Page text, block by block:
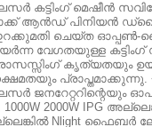
കട്ടിംഗ് മെഷീൻ
ആൻഡ് പിനിയൻ
ചെയ്ത ഓപ്പൺ-
വേഗതയുള്ള
കൃത്യതയും
പ്രാപ്തമാക്കുന്നു. ♦
ജനറേറ്ററിന്റെയും
1000W 2000W IPG
Nlight ഫൈബർ